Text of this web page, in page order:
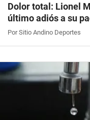
Dolor total: Lionel
último adiós a su
Por Sitio Andino Deportes